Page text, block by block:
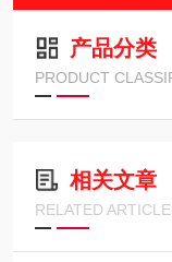
产品分类
PRODUCT
相关文章
RELATED